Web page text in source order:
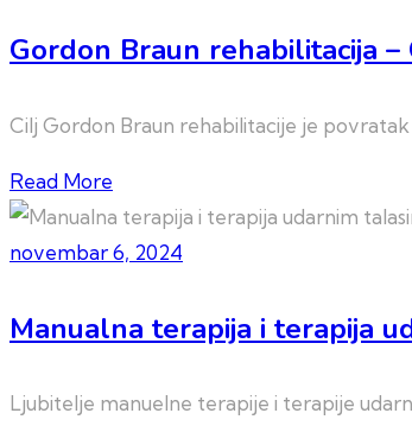
Gordon Braun rehabilitacija
Cilj Gordon Braun rehabilitacije je
Read More
novembar 6, 2024
Manualna terapija i terapija
Ljubitelje manuelne terapije i terapije